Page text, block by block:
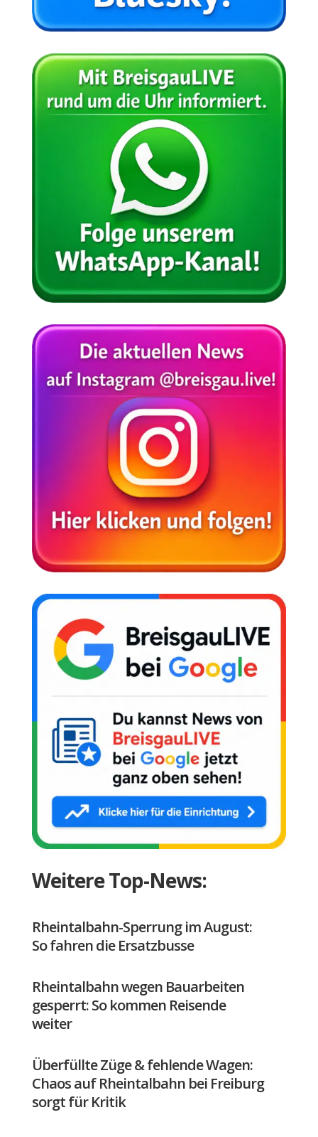
Weitere Top-News:
Rheintalbahn-Sperrung im August:
So fahren die Ersatzbusse
Rheintalbahn wegen Bauarbeiten
gesperrt: So kommen Reisende
weiter
Überfüllte Züge & fehlende Wagen:
Chaos auf Rheintalbahn bei Freiburg
sorgt für Kritik